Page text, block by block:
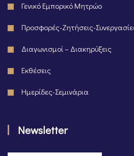
Γενικό Εμπορικό Μητρώο
Προσφορές-Ζητήσεις-
Διαγωνισμοί – Διακηρύξεις
Εκθέσεις
Ημερίδες-Σεμινάρια
Newsletter